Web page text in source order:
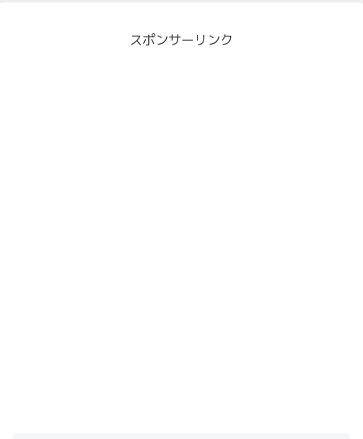
スポンサーリンク